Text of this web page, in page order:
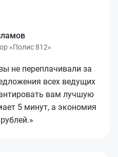
«Полис 812»
не переплачивали за
всех ведущих
вам лучшую
5 минут, а экономия